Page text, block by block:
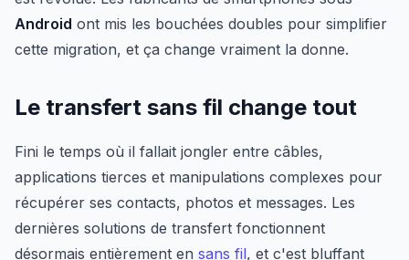
Android ont mis les bouchées doubles pour simplifier
cette migration, et ça change vraiment la donne.
Le transfert sans fil change tout
Fini le temps où il fallait jongler entre câbles,
applications tierces et manipulations complexes pour
récupérer ses contacts, photos et messages. Les
dernières solutions de transfert fonctionnent
désormais entièrement en sans fil, et c'est bluffant